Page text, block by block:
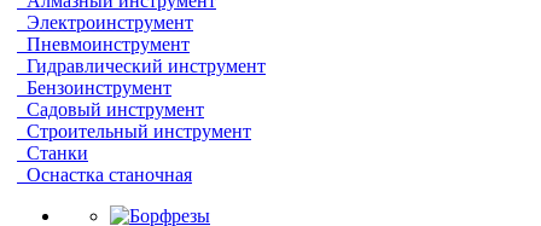
Электроинструмент
Пневмоинструмент
Гидравлический инструмент
Бензоинструмент
Садовый инструмент
Строительный инструмент
Станки
Оснастка станочная